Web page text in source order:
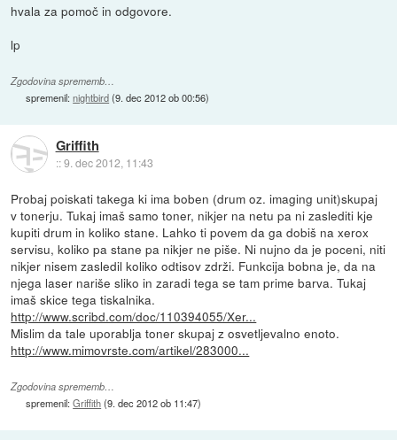
hvala za pomoč in odgovore.
lp
Zgodovina sprememb…
spremenil:nightbird(9. dec 2012 ob 00:56)
Griffith
::9. dec 2012, 11:43
Probaj poiskati takega ki ima boben (drum oz. imaging unit)skupaj
v tonerju. Tukaj imaš samo toner, nikjer na netu pa ni zaslediti kje
kupiti drum in koliko stane. Lahko ti povem da ga dobiš na xerox
servisu, koliko pa stane pa nikjer ne piše. Ni nujno da je poceni, niti
nikjer nisem zasledil koliko odtisov zdrži. Funkcija bobna je, da na
njega laser nariše sliko in zaradi tega se tam prime barva. Tukaj
imaš skice tega tiskalnika.
http://www.scribd.com/doc/110394055/Xer...
Mislim da tale uporablja toner skupaj z osvetljevalno enoto.
http://www.mimovrste.com/artikel/283000...
Zgodovina sprememb…
spremenil:Griffith(9. dec 2012 ob 11:47)